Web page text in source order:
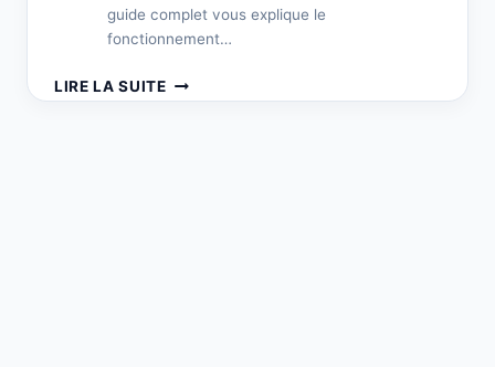
guide complet vous explique le
fonctionnement…
LIRE LA SUITECOMMENT
FONCTIONNE